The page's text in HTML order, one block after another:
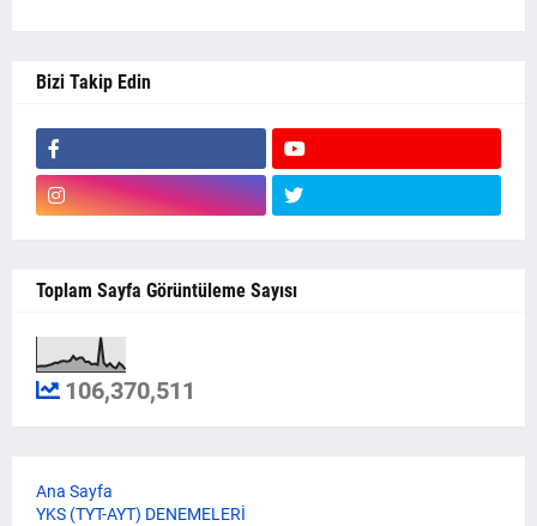
Bizi Takip Edin
Toplam Sayfa Görüntüleme Sayısı
106,370,511
Ana Sayfa
YKS (TYT-AYT) DENEMELERİ